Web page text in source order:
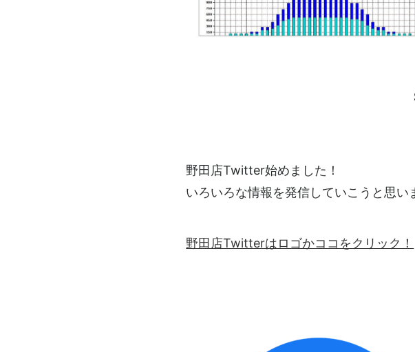
野田店Twitter始めました！
いろいろな情報を発信していこうと思い
野田店Twitterはロゴかココをクリック！